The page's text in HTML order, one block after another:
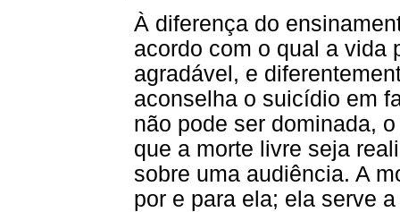
À diferença do
acordo com o qual a vida
agradável, e
aconselha o suicídio em
não pode ser dominada,
que a morte livre seja
sobre uma audiência. A
por e para ela; ela serve